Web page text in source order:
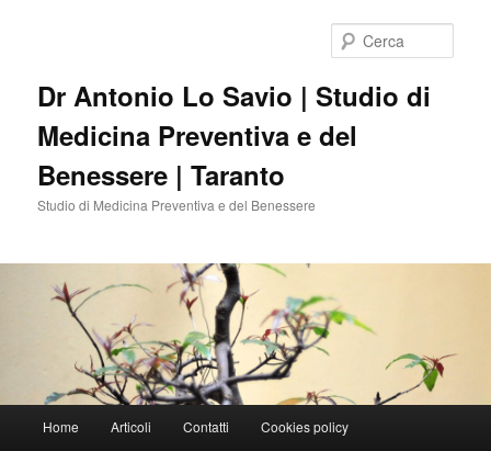
Dr Antonio Lo Savio | Studio di
Medicina Preventiva e del
Benessere | Taranto
Studio di Medicina Preventiva e del Benessere
principale
Home Articoli Contatti Cookies policy